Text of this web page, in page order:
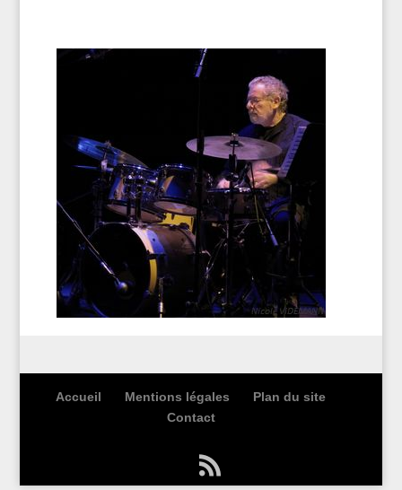
Accueil Mentions légales
Plan du site
Contact